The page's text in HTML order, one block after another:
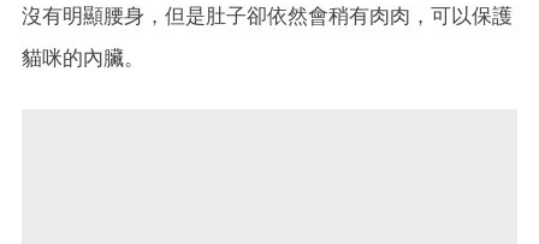
沒有明顯腰身，但是肚子卻依然會稍有肉肉，可以保護
貓咪的內臟。